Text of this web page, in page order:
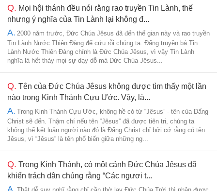
Q. Mọi hội thánh đều nói rằng rao truyền Tin Lành, thế
nhưng ý nghĩa của Tin Lành lại không đ...
A. 2000 năm trước, Đức Chúa Jêsus đã đến thế gian này và rao truyền
Tin Lành Nước Thiên Đàng để cứu rỗi chúng ta. Đấng truyền bá Tin
Lành Nước Thiên Đàng chính là Đức Chúa Jêsus, vì vậy Tin Lành
nghĩa là hết thảy mọi sự dạy dỗ mà Đức Chúa Jêsus...
Q. Tên của Đức Chúa Jêsus không được tìm thấy một lần
nào trong Kinh Thánh Cựu Ước. Vậy, là...
A. Trong Kinh Thánh Cựu Ước, không hề có từ “Jêsus” - tên của Đấng
Christ sẽ đến. Thậm chí nếu tên “Jêsus” đã được tiên tri, chúng ta
không thể kết luận người nào đó là Đấng Christ chỉ bởi cớ rằng có tên
Jêsus, vì “Jêsus” là tên phổ biến giữa những ng...
Q. Trong Kinh Thánh, có một cảnh Đức Chúa Jêsus đã
khiển trách dân chúng rằng “Các ngươi t...
A.